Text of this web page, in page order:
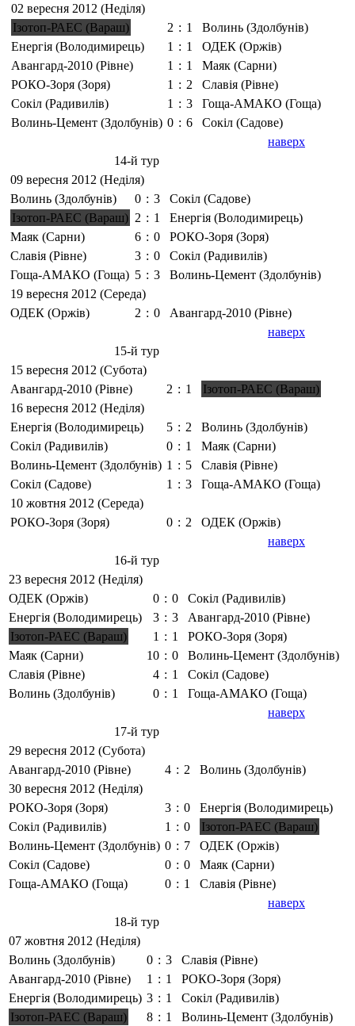
02 вересня 2012 (Неділя)
Ізотоп-РАЕС (Вараш)
2 : 1
Волинь (Здолбунів)
Енергія (Володимирець)
1 : 1
ОДЕК (Оржів)
Авангард-2010 (Рівне)
1 : 1
Маяк (Сарни)
РОКО-Зоря (Зоря)
1 : 2
Славія (Рівне)
Сокіл (Радивилів)
1 : 3
Гоща-АМАКО (Гоща)
Волинь-Цемент (Здолбунів) 0 : 6
Сокіл (Садове)
наверх
14-й тур
09 вересня 2012 (Неділя)
Волинь (Здолбунів)
0 : 3
Сокіл (Садове)
Ізотоп-РАЕС (Вараш) 2 : 1
Енергія (Володимирець)
Маяк (Сарни)
6 : 0
РОКО-Зоря (Зоря)
Славія (Рівне)
3 : 0
Сокіл (Радивилів)
Гоща-АМАКО (Гоща) 5 : 3
Волинь-Цемент (Здолбунів)
19 вересня 2012 (Середа)
ОДЕК (Оржів)
2 : 0
Авангард-2010 (Рівне)
наверх
15-й тур
15 вересня 2012 (Субота)
Авангард-2010 (Рівне)
2 : 1
Ізотоп-РАЕС (Вараш)
16 вересня 2012 (Неділя)
Енергія (Володимирець)
5 : 2
Волинь (Здолбунів)
Сокіл (Радивилів)
0 : 1
Маяк (Сарни)
Волинь-Цемент (Здолбунів) 1 : 5
Славія (Рівне)
Сокіл (Садове)
1 : 3
Гоща-АМАКО (Гоща)
10 жовтня 2012 (Середа)
РОКО-Зоря (Зоря)
0 : 2
ОДЕК (Оржів)
наверх
16-й тур
23 вересня 2012 (Неділя)
ОДЕК (Оржів)
0 : 0
Сокіл (Радивилів)
Енергія (Володимирець)
3 : 3
Авангард-2010 (Рівне)
Ізотоп-РАЕС (Вараш)
1 : 1
РОКО-Зоря (Зоря)
Маяк (Сарни)
10 : 0
Волинь-Цемент (Здолбунів)
Славія (Рівне)
4 : 1
Сокіл (Садове)
Волинь (Здолбунів)
0 : 1
Гоща-АМАКО (Гоща)
наверх
17-й тур
29 вересня 2012 (Субота)
Авангард-2010 (Рівне)
4 : 2
Волинь (Здолбунів)
30 вересня 2012 (Неділя)
РОКО-Зоря (Зоря)
3 : 0
Енергія (Володимирець)
Сокіл (Радивилів)
1 : 0
Ізотоп-РАЕС (Вараш)
Волинь-Цемент (Здолбунів) 0 : 7
ОДЕК (Оржів)
Сокіл (Садове)
0 : 0
Маяк (Сарни)
Гоща-АМАКО (Гоща)
0 : 1
Славія (Рівне)
наверх
18-й тур
07 жовтня 2012 (Неділя)
Волинь (Здолбунів)
0 : 3
Славія (Рівне)
Авангард-2010 (Рівне)
1 : 1
РОКО-Зоря (Зоря)
Енергія (Володимирець) 3 : 1
Сокіл (Радивилів)
Ізотоп-РАЕС (Вараш)
8 : 1 Волинь-Цемент (Здолбунів)